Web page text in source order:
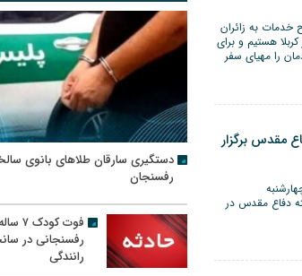
به زائران
هستیم و برای
را مهیای سفر
مقدس برگزار
دفاع مقدس در
دستگیری سارقان طلاهای بانوی
رفسنجان
فوت کودک ۷ ساله
رفسنجانی در
رانندگی